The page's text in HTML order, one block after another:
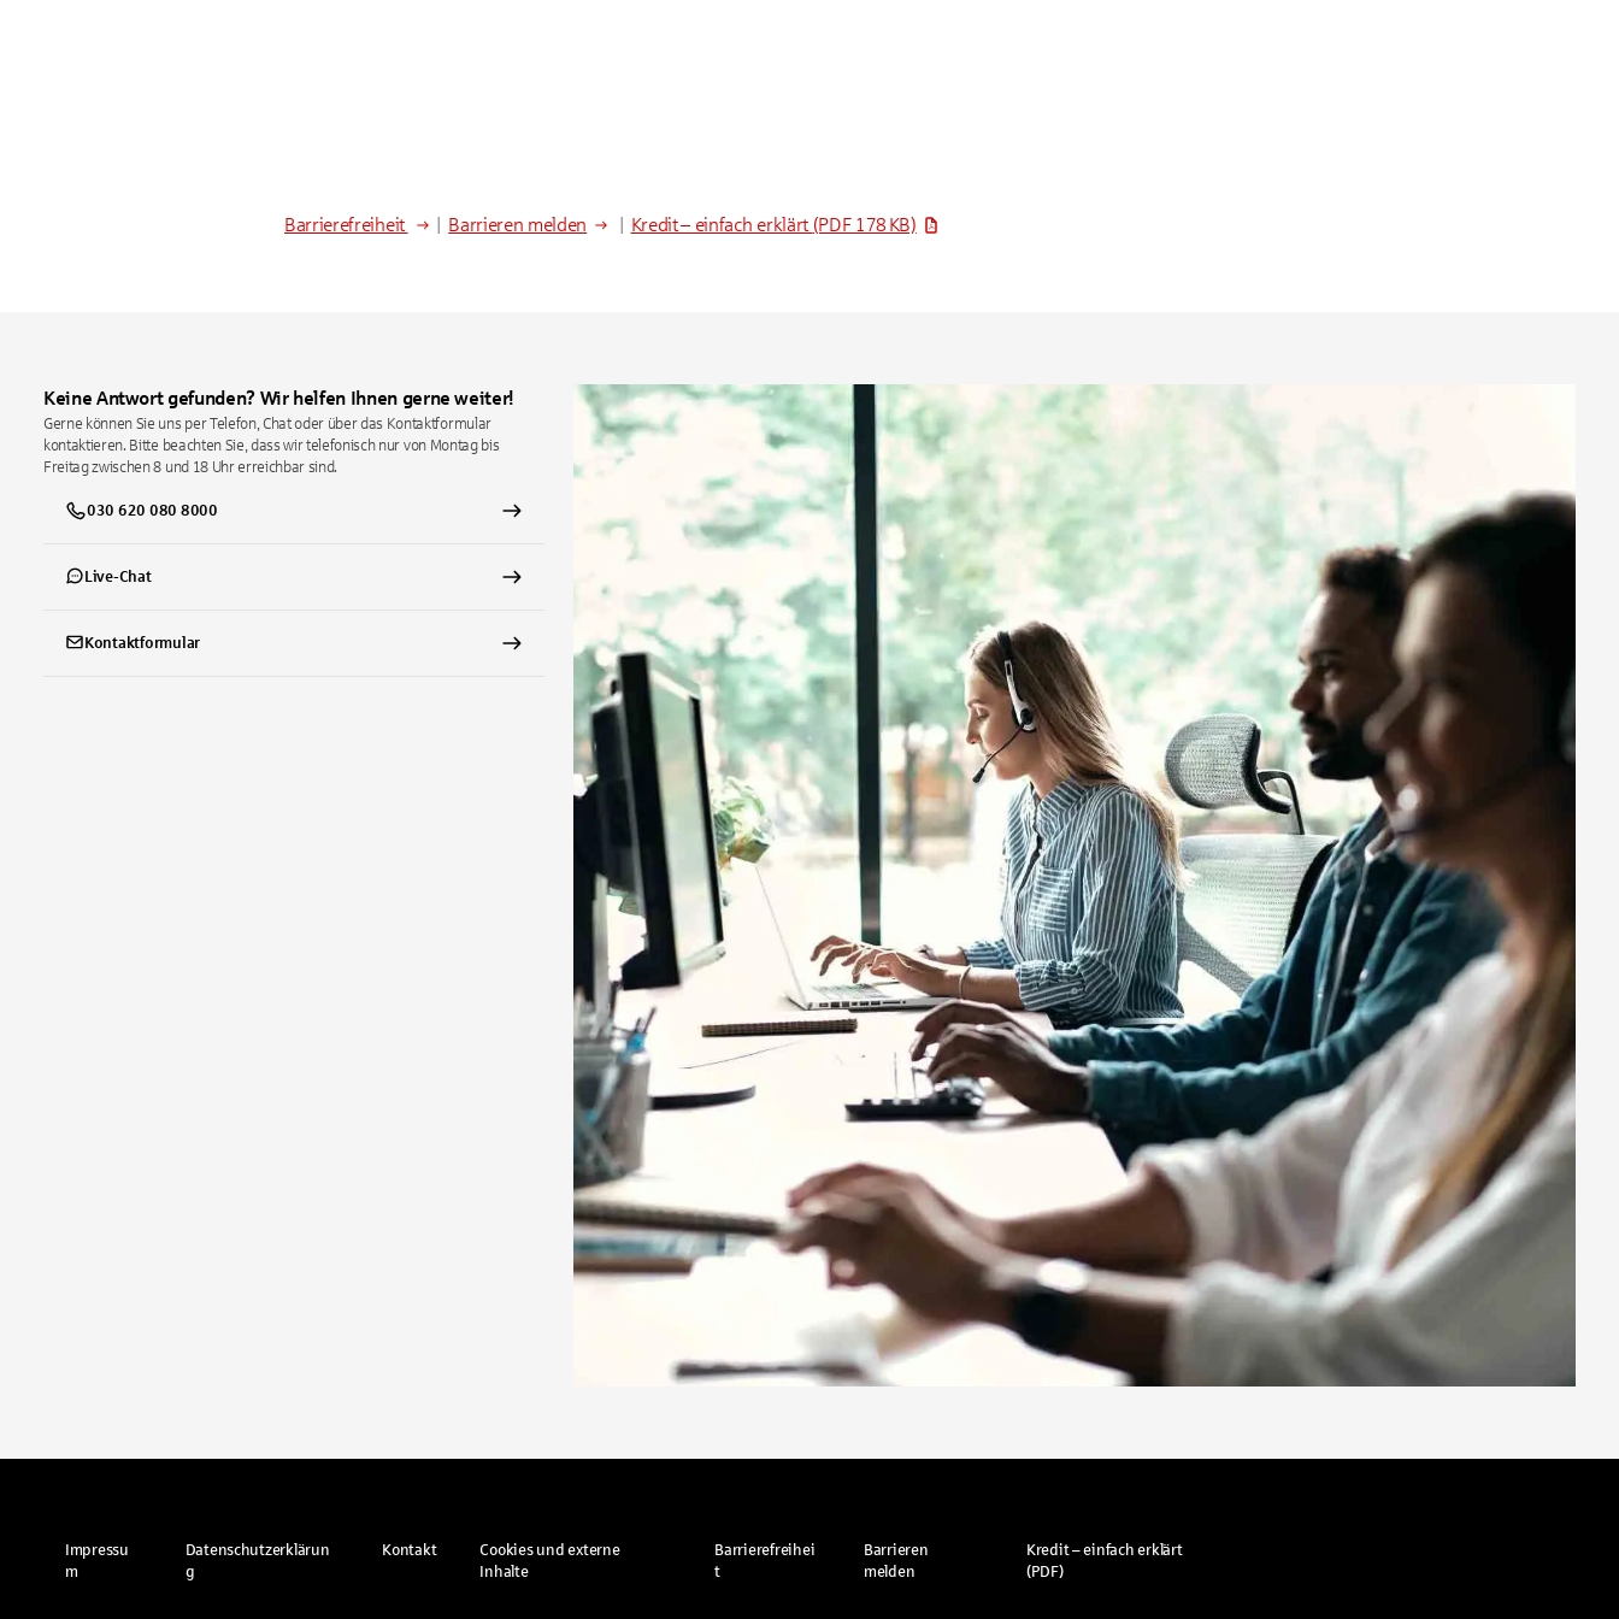
Barrierefreiheit Barrieren melden Kredit – einfach erklärt (PDF 178 KB)
Keine Antwort gefunden? Wir helfen Ihnen gerne weiter!
Gerne können Sie uns per Telefon, Chat oder über das Kontaktformular
kontaktieren. Bitte beachten Sie, dass wir telefonisch nur von Montag bis
Freitag zwischen 8 und 18 Uhr erreichbar sind.
030 620 080 8000
Live-Chat
Kontaktformular
Impressu
m
Datenschutzerklärun
g
Kontakt
Cookies und externe
Inhalte
Barrierefreihei
t
Barrieren
melden
Kredit – einfach erklärt
(PDF)